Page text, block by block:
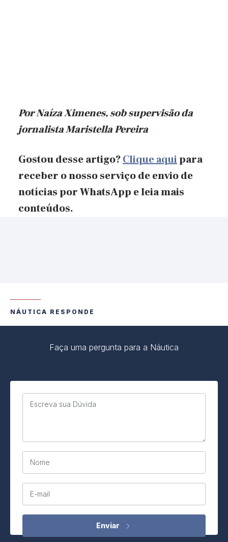
Por Naíza Ximenes, sob supervisão da
jornalista Maristella Pereira
Gostou desse artigo?Clique aquipara
receber o nosso serviço de envio de
notícias por WhatsApp e leia mais
conteúdos.
NÁUTICA RESPONDE
Faça uma pergunta para a Náutica
Escreva sua Dúvida
Nome
E-mail